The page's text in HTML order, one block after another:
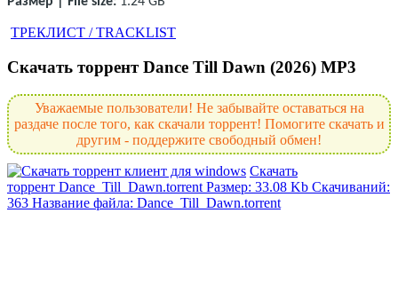
ТРЕКЛИСТ / TRACKLIST
Скачать торрент Dance Till Dawn (2026) MP3
Уважаемые пользователи! Не забывайте оставаться на
раздаче после того, как скачали торрент! Помогите скачать и
другим - поддержите свободный обмен!
Скачать
торрент Dance_Till_Dawn.torrent Размер: 33.08 Kb Скачиваний:
363 Название файла: Dance_Till_Dawn.torrent